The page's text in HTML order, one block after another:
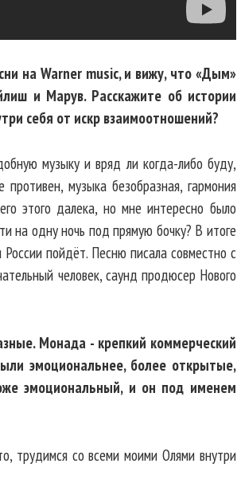
на Warner music, и вижу, что «Дым»
и Марув. Расскажите об истории
себя от искр взаимоотношений?
музыку и вряд ли когда-либо буду,
музыка безобразная, гармония
этого далека, но мне интересно было
на одну ночь под прямую бочку? В итоге
России пойдёт. Песню писала совместно с
человек, саунд продюсер Нового
Монада - крепкий коммерческий
эмоциональнее, более открытые,
эмоциональный, и он под именем
трудимся со всеми моими Олями внутри